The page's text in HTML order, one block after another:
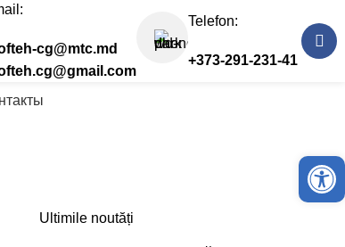
cg@mtc.md
Telefon:
+373-291-231-41
Ultimile noutăți